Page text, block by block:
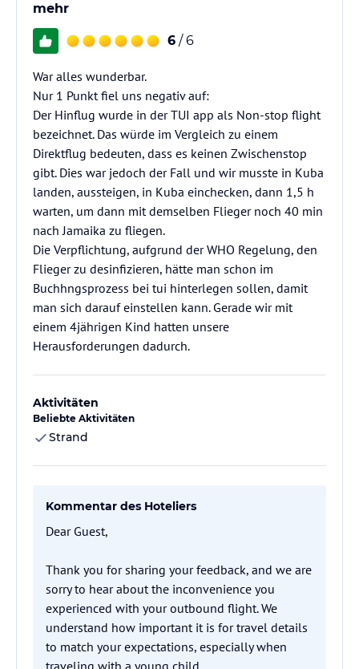
mehr
6 / 6
War alles wunderbar.
Nur 1 Punkt fiel uns negativ auf:
Der Hinflug wurde in der TUI app als Non-stop flight
bezeichnet. Das würde im Vergleich zu einem
Direktflug bedeuten, dass es keinen Zwischenstop
gibt. Dies war jedoch der Fall und wir musste in Kuba
landen, aussteigen, in Kuba einchecken, dann 1,5 h
warten, um dann mit demselben Flieger noch 40 min
nach Jamaika zu fliegen.
Die Verpflichtung, aufgrund der WHO Regelung, den
Flieger zu desinfizieren, hätte man schon im
Buchhngsprozess bei tui hinterlegen sollen, damit
man sich darauf einstellen kann. Gerade wir mit
einem 4jährigen Kind hatten unsere
Herausforderungen dadurch.
Aktivitäten
Beliebte Aktivitäten
Strand
Kommentar des Hoteliers
Dear Guest,
Thank you for sharing your feedback, and we are
sorry to hear about the inconvenience you
experienced with your outbound flight. We
understand how important it is for travel details
to match your expectations, especially when
traveling with a young child.